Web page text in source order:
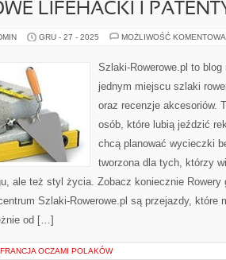
LIFEHACKI I
GRU - 27 - 2025 MOŻLIWOŚĆ
Szlaki-Rowerowe.pl to blog
jednym miejscu szlaki
oraz recenzje akcesoriów.
osób, które lubią jeździć
chcą planować wycieczki
tworzona dla tych, którzy
ale też styl życia. Zobacz koniecznie Rowery
Szlaki-Rowerowe.pl są przejazdy, które
od […]
FRANCJA OCZAMI POLAKÓW